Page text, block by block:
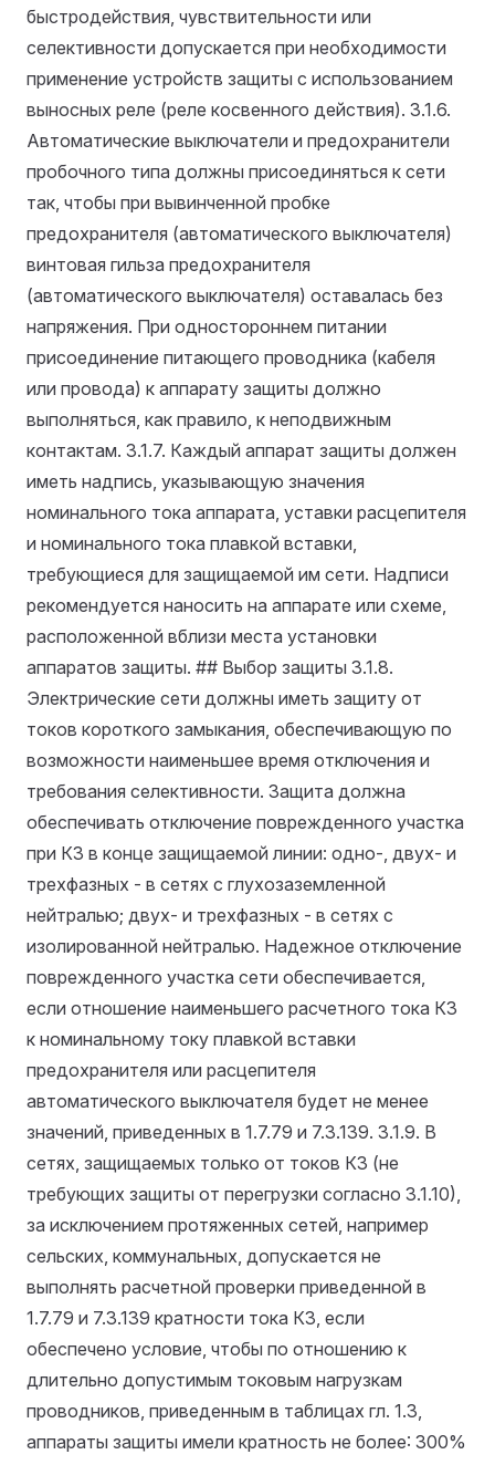
быстродействия, чувствительности или
селективности допускается при необходимости
применение устройств защиты с использованием
выносных реле (реле косвенного действия). 3.1.6.
Автоматические выключатели и предохранители
пробочного типа должны присоединяться к сети
так, чтобы при вывинченной пробке
предохранителя (автоматического выключателя)
винтовая гильза предохранителя
(автоматического выключателя) оставалась без
напряжения. При одностороннем питании
присоединение питающего проводника (кабеля
или провода) к аппарату защиты должно
выполняться, как правило, к неподвижным
контактам. 3.1.7. Каждый аппарат защиты должен
иметь надпись, указывающую значения
номинального тока аппарата, уставки расцепителя
и номинального тока плавкой вставки,
требующиеся для защищаемой им сети. Надписи
рекомендуется наносить на аппарате или схеме,
расположенной вблизи места установки
аппаратов защиты. ## Выбор защиты 3.1.8.
Электрические сети должны иметь защиту от
токов короткого замыкания, обеспечивающую по
возможности наименьшее время отключения и
требования селективности. Защита должна
обеспечивать отключение поврежденного участка
при КЗ в конце защищаемой линии: одно-, двух- и
трехфазных - в сетях с глухозаземленной
нейтралью; двух- и трехфазных - в сетях с
изолированной нейтралью. Надежное отключение
поврежденного участка сети обеспечивается,
если отношение наименьшего расчетного тока КЗ
к номинальному току плавкой вставки
предохранителя или расцепителя
автоматического выключателя будет не менее
значений, приведенных в 1.7.79 и 7.3.139. 3.1.9. В
сетях, защищаемых только от токов КЗ (не
требующих защиты от перегрузки согласно 3.1.10),
за исключением протяженных сетей, например
сельских, коммунальных, допускается не
выполнять расчетной проверки приведенной в
1.7.79 и 7.3.139 кратности тока КЗ, если
обеспечено условие, чтобы по отношению к
длительно допустимым токовым нагрузкам
проводников, приведенным в таблицах гл. 1.3,
аппараты защиты имели кратность не более: 300%